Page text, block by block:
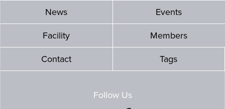
News Events
Facility Members
Contact Tags
Follow Us